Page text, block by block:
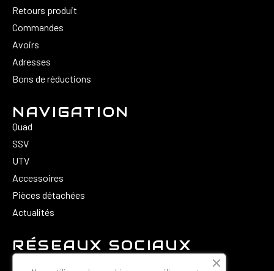
Retours produit
Commandes
Avoirs
Adresses
Bons de réductions
NAVIGATION
Quad
SSV
UTV
Accessoires
Pièces détachées
Actualités
RÉSEAUX SOCIAUX